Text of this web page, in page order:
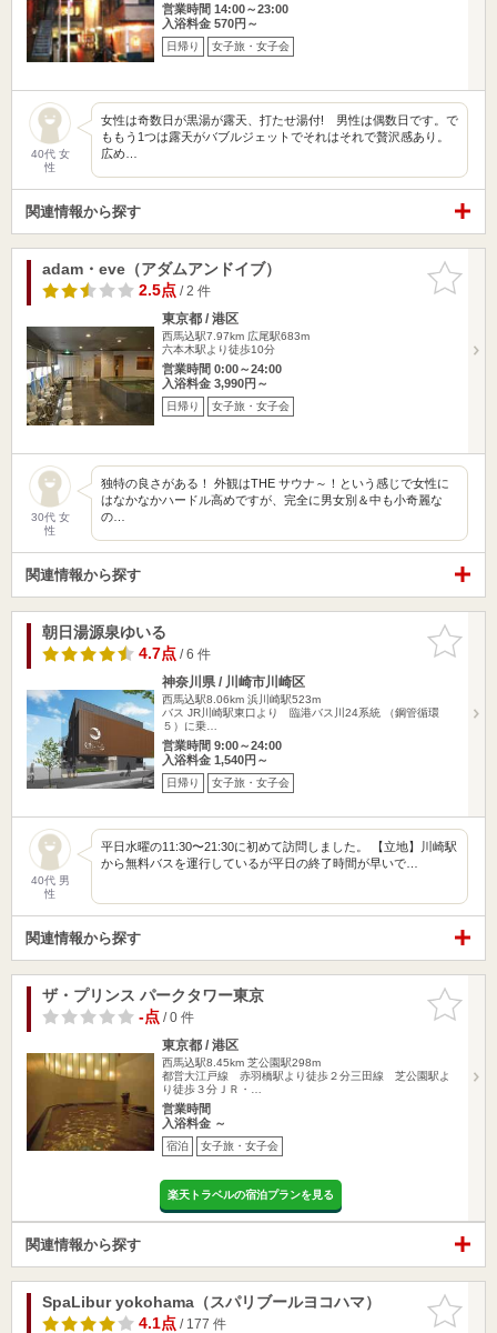
営業時間 14:00～23:00
入浴料金 570円～
日帰り 女子旅・女子会
40代 女
性
女性は奇数日が黒湯が露天、打たせ湯付! 男性は偶数日です。で
ももう1つは露天がバブルジェットでそれはそれで贅沢感あり。
広め…
関連情報から探す
お気に入
りに追加
adam・eve（アダムアンドイブ）
2.5点/ 2 件
東京都 / 港区
西馬込駅7.97km 広尾駅683m
六本木駅より徒歩10分
営業時間 0:00～24:00
入浴料金 3,990円～
日帰り 女子旅・女子会
30代 女
性
独特の良さがある！ 外観はTHE サウナ～！という感じで女性に
はなかなかハードル高めですが、完全に男女別＆中も小奇麗な
の…
関連情報から探す
お気に入
りに追加
朝日湯源泉ゆいる
4.7点/ 6 件
神奈川県 / 川崎市川崎区
西馬込駅8.06km 浜川崎駅523m
バス JR川崎駅東口より 臨港バス川24系統 （鋼管循環
５）に乗…
営業時間 9:00～24:00
入浴料金 1,540円～
日帰り 女子旅・女子会
40代 男
性
平日水曜の11:30〜21:30に初めて訪問しました。 【立地】川崎駅
から無料バスを運行しているが平日の終了時間が早いで…
関連情報から探す
お気に入
りに追加
ザ・プリンス パークタワー東京
-点/ 0 件
東京都 / 港区
西馬込駅8.45km 芝公園駅298m
都営大江戸線 赤羽橋駅より徒歩２分三田線 芝公園駅よ
り徒歩３分ＪＲ・…
営業時間
入浴料金 ～
宿泊 女子旅・女子会
楽天トラベルの宿泊プランを見る
関連情報から探す
お気に入
りに追加
SpaLibur yokohama（スパリブールヨコハマ）
4.1点/ 177 件